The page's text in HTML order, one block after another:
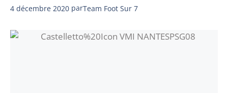
4 décembre 2020 parTeam Foot Sur 7